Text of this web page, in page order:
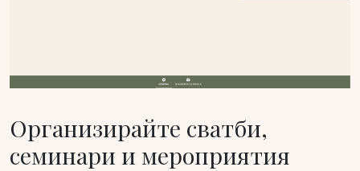
Организирайте сватби,
семинари и мероприятия